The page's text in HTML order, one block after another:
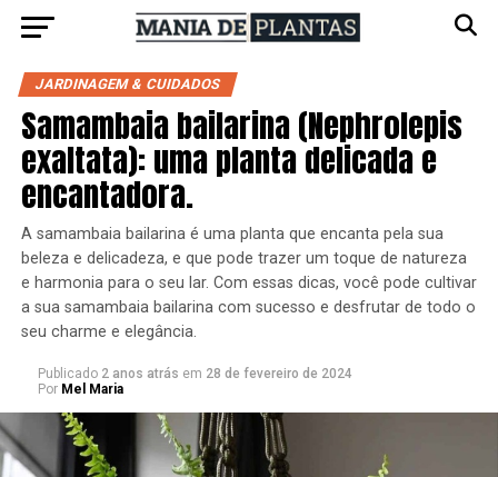
JARDINAGEM & CUIDADOS
Samambaia bailarina (Nephrolepis
exaltata): uma planta delicada e
encantadora.
A samambaia bailarina é uma planta que encanta pela sua
beleza e delicadeza, e que pode trazer um toque de natureza
e harmonia para o seu lar. Com essas dicas, você pode cultivar
a sua samambaia bailarina com sucesso e desfrutar de todo o
seu charme e elegância.
Publicado 2 anos atrás em 28 de fevereiro de 2024
Por Mel Maria